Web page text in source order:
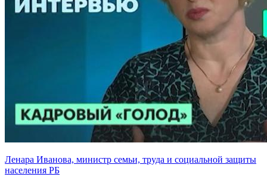
Ленара Иванова, министр семьи, труда и социальной защиты
населения РБ